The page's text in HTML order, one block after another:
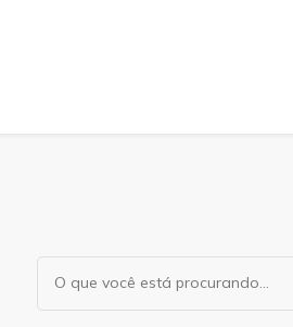
Procurando
algo?